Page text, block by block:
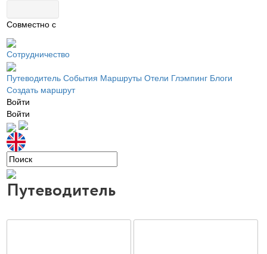
Совместно с
Сотрудничество
Путеводитель События Маршруты Отели Глэмпинг Блоги
Создать маршрут
Войти
Войти
Путеводитель